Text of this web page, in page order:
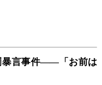
暴言事件――「お前は